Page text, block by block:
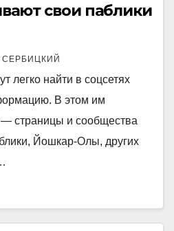
свои паблики
СЕРБИЦКИЙ
легко найти в соцсетях
В этом им
— страницы и сообщества
Йошкар-Олы, других